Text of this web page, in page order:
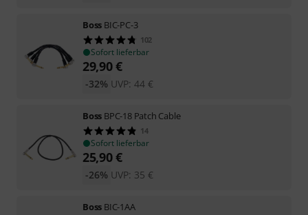
Boss BIC-PC-3
102
Sofort lieferbar
29,90€
UVP: 44 €
-32%
Boss BPC-18 Patch Cable
14
Sofort lieferbar
25,90€
UVP: 35 €
-26%
Boss BIC-1AA